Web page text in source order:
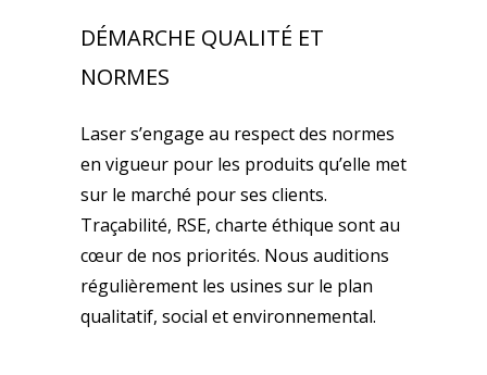
DÉMARCHE QUALITÉ ET
NORMES
Laser s’engage au respect des normes
en vigueur pour les produits qu’elle met
sur le marché pour ses clients.
Traçabilité, RSE, charte éthique sont au
cœur de nos priorités. Nous auditions
régulièrement les usines sur le plan
qualitatif, social et environnemental.